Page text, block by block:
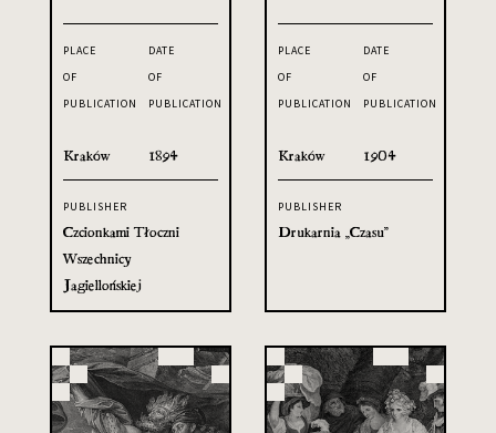
PLACE
OF
PUBLICATION
Kraków
DATE
OF
PUBLICATION
1894
PUBLISHER
Czcionkami Tłoczni
Wszechnicy
Jagiellońskiej
PLACE
OF
PUBLICATION
Kraków
DATE
OF
PUBLICATION
1904
PUBLISHER
Drukarnia „Czasu”